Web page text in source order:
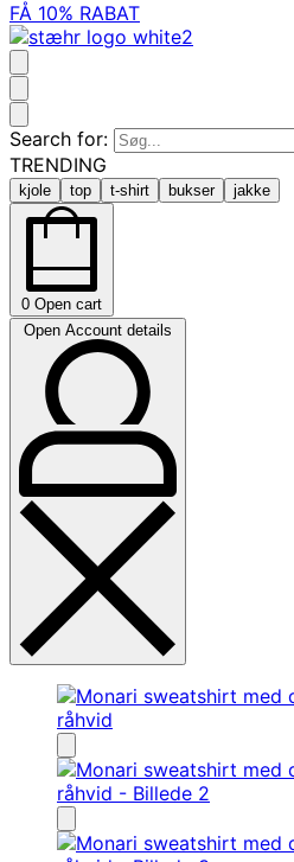
FÅ 10% RABAT
Search for:
TRENDING
kjole top t-shirt bukser jakke
0 Open cart
Open Account details